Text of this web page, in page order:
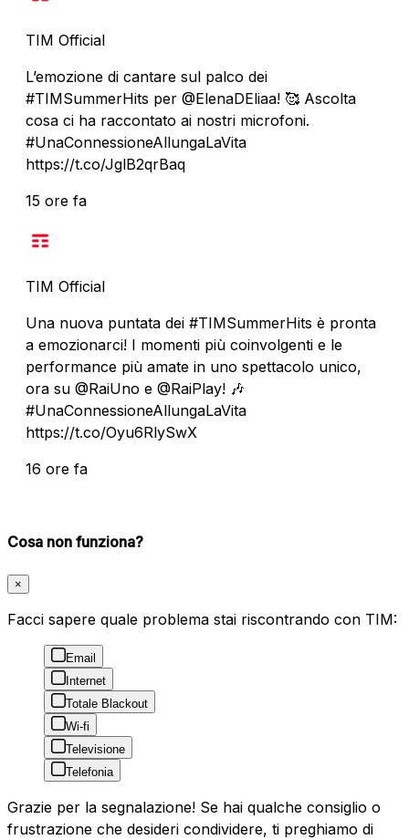
TIM Official
L’emozione di cantare sul palco dei
#TIMSummerHits per @ElenaDEliaa! 🥰 Ascolta
cosa ci ha raccontato ai nostri microfoni.
#UnaConnessioneAllungaLaVita
https://t.co/JglB2qrBaq
15 ore fa
TIM Official
Una nuova puntata dei #TIMSummerHits è pronta
a emozionarci! I momenti più coinvolgenti e le
performance più amate in uno spettacolo unico,
ora su @RaiUno e @RaiPlay! 🎶
#UnaConnessioneAllungaLaVita
https://t.co/Oyu6RlySwX
16 ore fa
Cosa non funziona?
×
Facci sapere quale problema stai riscontrando con TIM:
Email
Internet
Totale Blackout
Wi-fi
Televisione
Telefonia
Grazie per la segnalazione! Se hai qualche consiglio o
frustrazione che desideri condividere, ti preghiamo di